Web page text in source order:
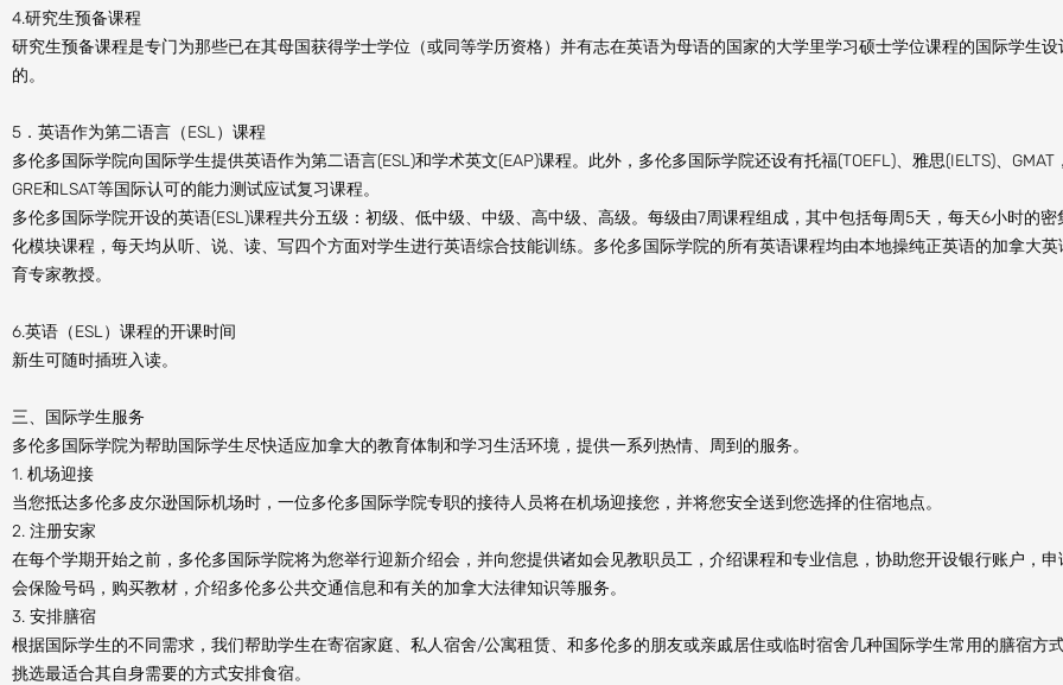
4.研究生预备课程
研究生预备课程是专门为那些已在其母国获得学士学位（或同等学历资格）并有志在英语为母语的国家的大学里学习硕士学位课程的国际学生设
的。
5．英语作为第二语言（ESL）课程
多伦多国际学院向国际学生提供英语作为第二语言(ESL)和学术英文(EAP)课程。此外，多伦多国际学院还设有托福(TOEFL)、雅思(IELTS)、GMAT，
GRE和LSAT等国际认可的能力测试应试复习课程。
多伦多国际学院开设的英语(ESL)课程共分五级：初级、低中级、中级、高中级、高级。每级由7周课程组成，其中包括每周5天，每天6小时的密
化模块课程，每天均从听、说、读、写四个方面对学生进行英语综合技能训练。多伦多国际学院的所有英语课程均由本地操纯正英语的加拿大英
育专家教授。
6.英语（ESL）课程的开课时间
新生可随时插班入读。
三、国际学生服务
多伦多国际学院为帮助国际学生尽快适应加拿大的教育体制和学习生活环境，提供一系列热情、周到的服务。
1. 机场迎接
当您抵达多伦多皮尔逊国际机场时，一位多伦多国际学院专职的接待人员将在机场迎接您，并将您安全送到您选择的住宿地点。
2. 注册安家
在每个学期开始之前，多伦多国际学院将为您举行迎新介绍会，并向您提供诸如会见教职员工，介绍课程和专业信息，协助您开设银行账户，申
会保险号码，购买教材，介绍多伦多公共交通信息和有关的加拿大法律知识等服务。
3. 安排膳宿
根据国际学生的不同需求，我们帮助学生在寄宿家庭、私人宿舍/公寓租赁、和多伦多的朋友或亲戚居住或临时宿舍几种国际学生常用的膳宿方
挑选最适合其自身需要的方式安排食宿。